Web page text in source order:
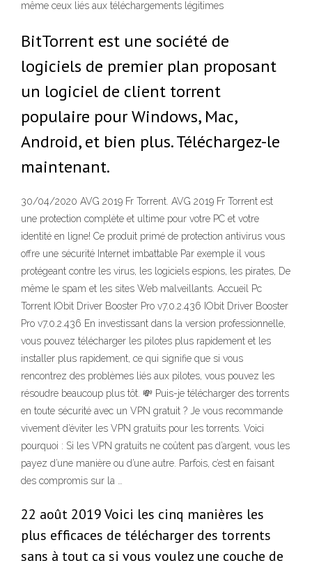
même ceux liés aux téléchargements légitimes
BitTorrent est une société de
logiciels de premier plan proposant
un logiciel de client torrent
populaire pour Windows, Mac,
Android, et bien plus. Téléchargez-le
maintenant.
30/04/2020 AVG 2019 Fr Torrent. AVG 2019 Fr Torrent est
une protection complète et ultime pour votre PC et votre
identité en ligne! Ce produit primé de protection antivirus vous
offre une sécurité Internet imbattable Par exemple il vous
protégeant contre les virus, les logiciels espions, les pirates, De
même le spam et les sites Web malveillants. Accueil Pc
Torrent IObit Driver Booster Pro v7.0.2.436 IObit Driver Booster
Pro v7.0.2.436 En investissant dans la version professionnelle,
vous pouvez télécharger les pilotes plus rapidement et les
installer plus rapidement, ce qui signifie que si vous
rencontrez des problèmes liés aux pilotes, vous pouvez les
résoudre beaucoup plus tôt. 💸 Puis-je télécharger des torrents
en toute sécurité avec un VPN gratuit ? Je vous recommande
vivement d’éviter les VPN gratuits pour les torrents. Voici
pourquoi : Si les VPN gratuits ne coûtent pas d’argent, vous les
payez d’une manière ou d’une autre. Parfois, c’est en faisant
des compromis sur la …
22 août 2019 Voici les cinq manières les
plus efficaces de télécharger des torrents
sans à tout ça si vous voulez une couche de